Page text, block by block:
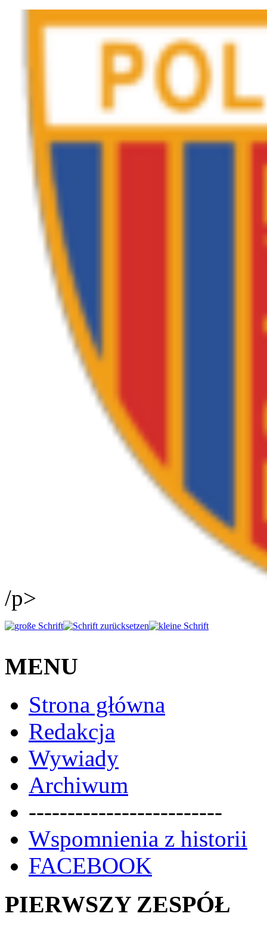
/p>
MENU
Strona główna
Redakcja
Wywiady
Archiwum
-------------------------
Wspomnienia z historii
FACEBOOK
PIERWSZY ZESPÓŁ